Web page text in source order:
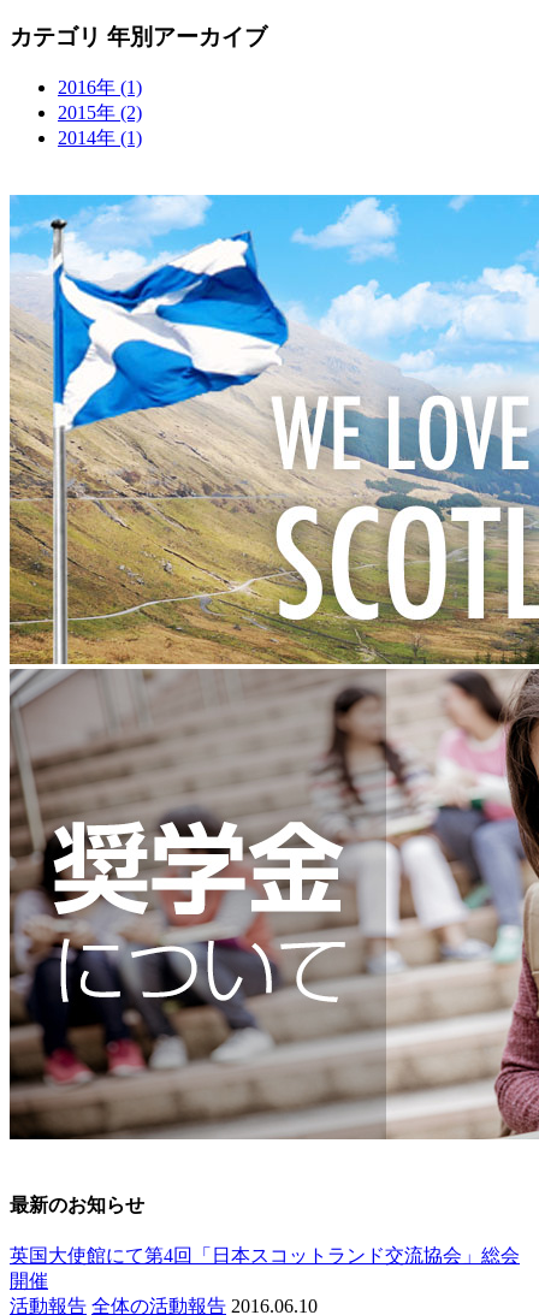
カテゴリ 年別アーカイブ
2016年 (1)
2015年 (2)
2014年 (1)
最新のお知らせ
英国大使館にて第4回「日本スコットランド交流協会」総会
開催
活動報告 全体の活動報告 2016.06.10